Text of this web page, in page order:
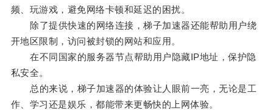
频、玩游戏，避免网络卡顿和延迟的困扰。
除了提供快速的网络连接，梯子加速器还能帮助用户绕
开地区限制，访问被封锁的网站和应用。
在不同国家的服务器节点帮助用户隐藏IP地址，保护隐
私安全。
总的来说，梯子加速器的体验让人眼前一亮，无论是工
作、学习还是娱乐，都能带来更畅快的上网体验。